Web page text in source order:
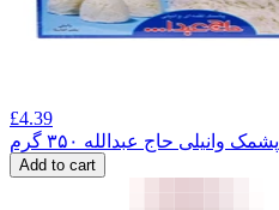
£4.39
پشمک وانیلی حاج عبدالله ۳۵۰ گرم
Add to cart